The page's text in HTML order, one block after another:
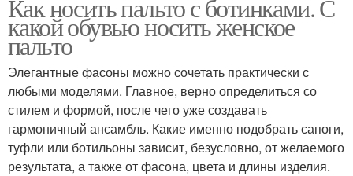
Как носить пальто с ботинками. С
какой обувью носить женское
пальто
Элегантные фасоны можно сочетать практически с
любыми моделями. Главное, верно определиться со
стилем и формой, после чего уже создавать
гармоничный ансамбль. Какие именно подобрать сапоги,
туфли или ботильоны зависит, безусловно, от желаемого
результата, а также от фасона, цвета и длины изделия.